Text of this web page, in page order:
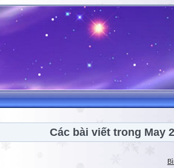
Các bài viết trong May